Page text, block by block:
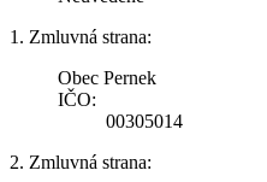
1. Zmluvná strana:
Obec Pernek
IČO:
00305014
2. Zmluvná strana: